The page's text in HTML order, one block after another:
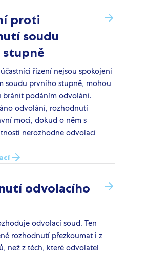
proti
soudu
řízení nejsou spokojeni
soudu prvního stupně, mohou
bránit podáním odvolání.
odvolání, rozhodnutí
moci, dokud o něm s
nerozhodne odvolací
odvolacího
odvolací soud. Ten
rozhodnutí přezkoumat i z
než z těch, které odvolatel